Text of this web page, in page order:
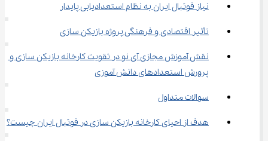
نیاز فوتبال ایران به نظام استعدادیابی پایدار
تأثیر اقتصادی و فرهنگی پروژه بازیکن سازی
نقش آموزش مجازی آی‌ نو در تقویت کارخانه بازیکن سازی و
پرورش استعدادهای دانش ‌آموزی
سوالات متداول
هدف از احیای کارخانه بازیکن سازی در فوتبال ایران چیست؟